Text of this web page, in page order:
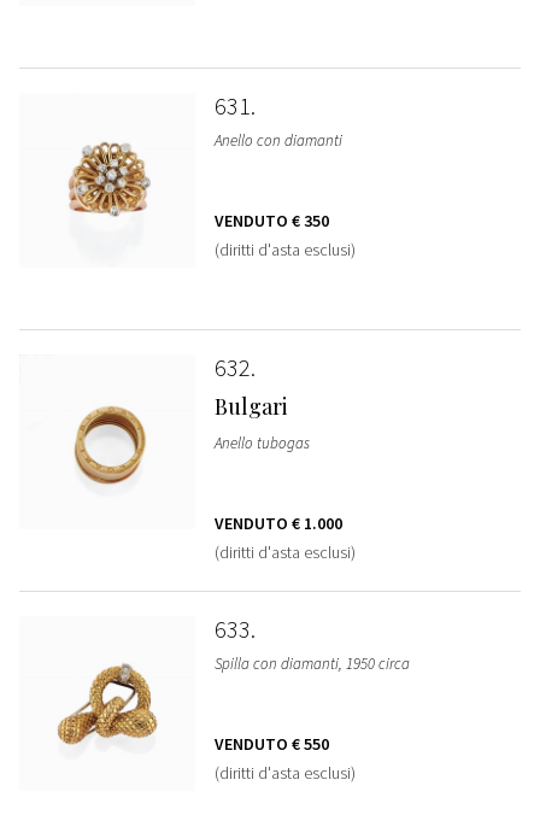
631
Anello con diamanti
VENDUTO € 350
(diritti d'asta esclusi)
632
Bulgari
Anello tubogas
VENDUTO € 1.000
(diritti d'asta esclusi)
633
Spilla con diamanti, 1950 circa
VENDUTO € 550
(diritti d'asta esclusi)